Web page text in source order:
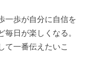
一歩が自分に自信を
日が楽しくなる。
て一番伝えたいこ